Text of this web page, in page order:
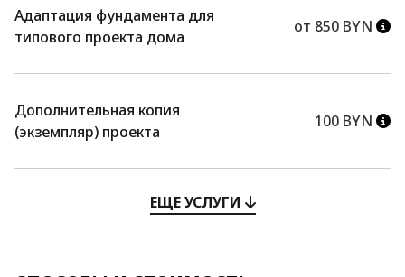
Адаптация фундамента для
типового проекта дома
от 850 BYN
Дополнительная копия
(экземпляр) проекта
100 BYN
ЕЩЕ УСЛУГИ